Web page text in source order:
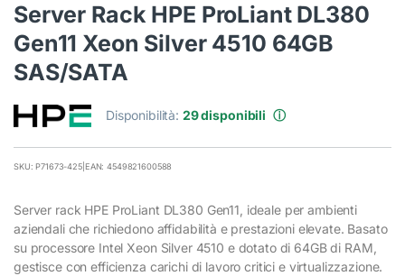
Server Rack HPE ProLiant DL380
Gen11 Xeon Silver 4510 64GB
SAS/SATA
Disponibilità: 29 disponibili ⓘ
SKU: P71673-425| EAN: 4549821600588
Server rack HPE ProLiant DL380 Gen11, ideale per ambienti
aziendali che richiedono affidabilità e prestazioni elevate. Basato
su processore Intel Xeon Silver 4510 e dotato di 64GB di RAM,
gestisce con efficienza carichi di lavoro critici e virtualizzazione.